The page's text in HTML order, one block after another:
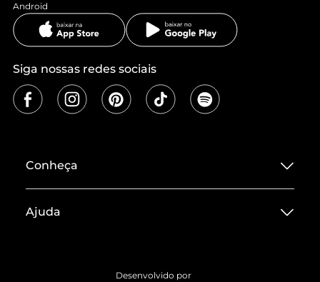
Android
Siga nossas redes sociais
Conheça
Termos de Uso
Ajuda
Desenvolvido por